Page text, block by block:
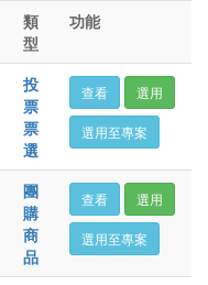
類
型
功能
投
票
票
選
查看 選用
選用至專案
團
購
商
品
查看 選用
選用至專案